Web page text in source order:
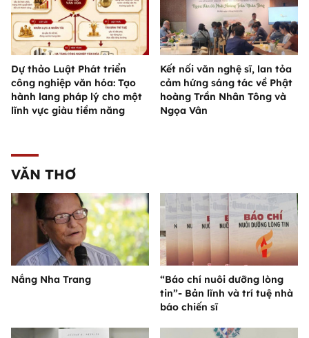
Dự thảo Luật Phát triển
công nghiệp văn hóa: Tạo
hành lang pháp lý cho một
lĩnh vực giàu tiềm năng
Kết nối văn nghệ sĩ, lan tỏa
cảm hứng sáng tác về Phật
hoàng Trần Nhân Tông và
Ngọa Vân
VĂN THƠ
Nắng Nha Trang
“Báo chí nuôi dưỡng lòng
tin”- Bản lĩnh và trí tuệ nhà
báo chiến sĩ